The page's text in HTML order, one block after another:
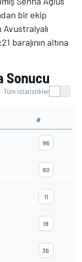
bir ekip
barajının altına
Sonucu
Tüm istatistikler
#
96
80
11
18
36